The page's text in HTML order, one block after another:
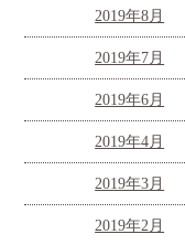
2019年8月
2019年7月
2019年6月
2019年4月
2019年3月
2019年2月